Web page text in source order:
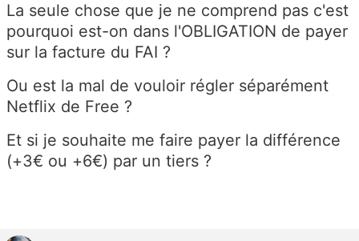
La seule chose que je ne comprend pas c'est
pourquoi est-on dans l'OBLIGATION de payer
sur la facture du FAI ?
Ou est la mal de vouloir régler séparément
Netflix de Free ?
Et si je souhaite me faire payer la différence
(+3€ ou +6€) par un tiers ?